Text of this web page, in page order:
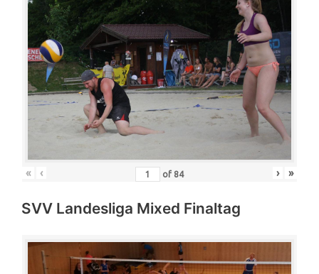
« ‹ of 84 › »
SVV Landesliga Mixed Finaltag